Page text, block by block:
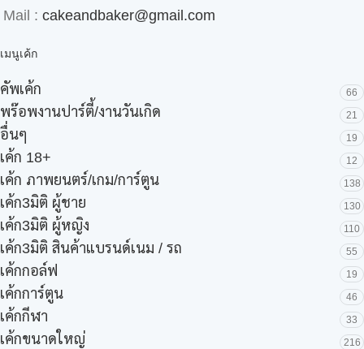
Mail : cakeandbaker@gmail.com
เมนูเค้ก
คัพเค้ก 66
พร๊อพงานปาร์ตี้/งานวันเกิด 21
อื่นๆ 19
เค้ก 18+ 12
เค้ก ภาพยนตร์/เกม/การ์ตูน 138
เค้ก3มิติ ผู้ชาย 130
เค้ก3มิติ ผู้หญิง 110
เค้ก3มิติ สินค้าแบรนด์เนม / รถ 55
เค้กกอล์ฟ 19
เค้กการ์ตูน 46
เค้กกีฬา 33
เค้กขนาดใหญ่ 216